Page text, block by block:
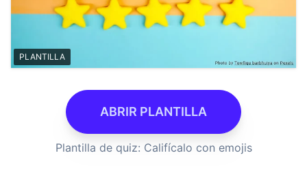
PLANTILLA
ABRIR PLANTILLA
Plantilla de quiz: Califícalo con emojis